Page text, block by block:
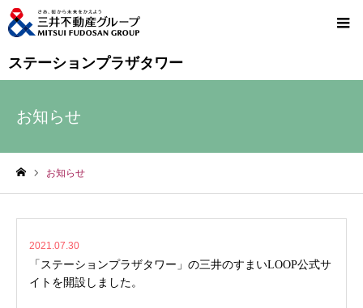
ステーションプラザタワー
お知らせ
お知らせ
2021.07.30
「ステーションプラザタワー」の三井のすまいLOOP公式サ
イトを開設しました。